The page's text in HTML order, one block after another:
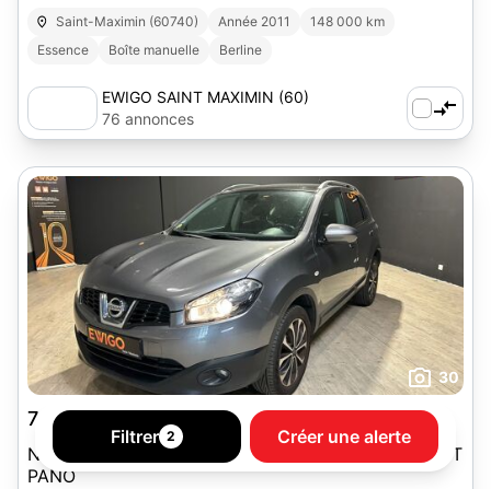
Saint-Maximin (60740) Année 2011
148 000 km
Essence
Boîte manuelle Berline
EWIGO SAINT MAXIMIN (60)
76 annonces
30
7 490 €
NISSAN Qashqai 1.5 DCI- DISTRIBUTION OK-TOIT
PANO
Filtrer 2 Créer une alerte